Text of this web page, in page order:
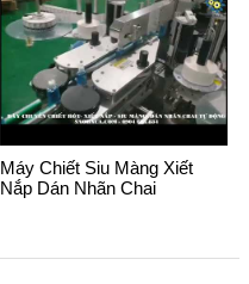
Máy Chiết Siu Màng Xiết
Nắp Dán Nhãn Chai